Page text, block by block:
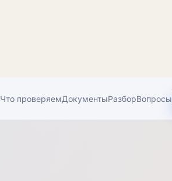
Что проверяемДокументыРазборВопросы